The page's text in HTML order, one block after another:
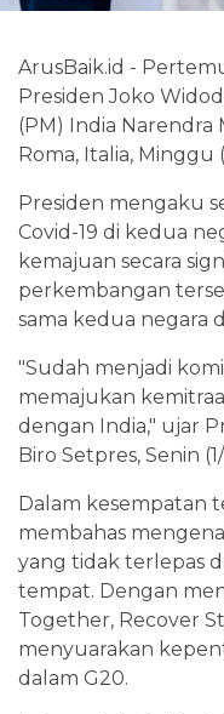
ArusBaik.id -
Presiden Joko
(PM) India Narendra
Roma, Italia, Minggu
Presiden mengaku
Covid-19 di kedua
kemajuan secara
perkembangan
sama kedua negara
"Sudah menjadi
memajukan
dengan India," ujar
Biro Setpres, Senin (1/
Dalam kesempatan
membahas
yang tidak terlepas
tempat. Dengan
Together, Recover
menyuarakan
dalam G20.